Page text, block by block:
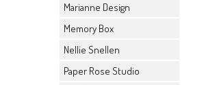
Marianne Design
Memory Box
Nellie Snellen
Paper Rose Studio